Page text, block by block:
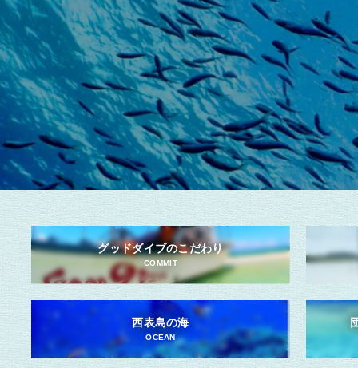
グッドダイブのこだわり
COMMIT
西表島の海
OCEAN